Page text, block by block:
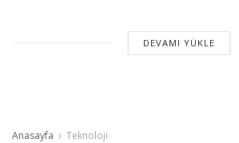
DEVAMI YÜKLE
Anasayfa Teknoloji